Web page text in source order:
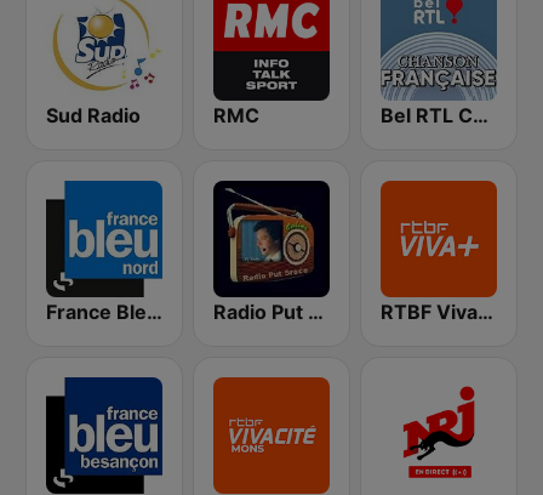
Sud Radio RMC Bel RTL Chanson Française
France Bleu Nord Radio Put Sreće RTBF Viva+ plus